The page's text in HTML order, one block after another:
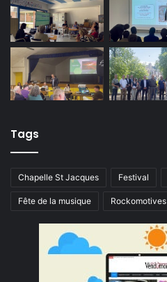
Tags
Chapelle St Jacques Festival
Fête de la musique Rockomotives